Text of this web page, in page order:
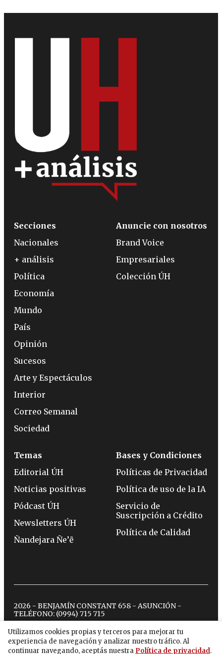
Utilizamos cookies propias y terceros para mejorar tu
experiencia de navegación y analizar nuestro tráfico. Al
continuar navegando, aceptás nuestra Política de privacidad.
Secciones
Nacionales
+ análisis
Política
Economía
Mundo
País
Opinión
Sucesos
Arte y Espectáculos
Interior
Correo Semanal
Sociedad
Anuncie con nosotros
Brand Voice
Empresariales
Colección ÚH
Temas
Editorial ÚH
Noticias positivas
Pódcast ÚH
Newsletters ÚH
Ñandejara Ñe’ẽ
Bases y Condiciones
Políticas de Privacidad
Política de uso de la IA
Servicio de
Suscripción a Crédito
Política de Calidad
2026 - BENJAMÍN CONSTANT 658 - ASUNCIÓN -
TELÉFONO: (0994) 715 715
twitterinstagram
facebook
tiktokyoutubespotify